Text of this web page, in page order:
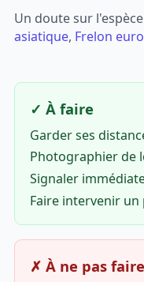
Un doute sur
asiatique, Frelon
✓ À faire
Garder ses
Photographier de
Signaler
Faire intervenir un
✗ À ne pas faire